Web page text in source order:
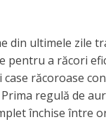
din ultimele zile
pentru a răcori
case răcoroase
regulă de
închise între